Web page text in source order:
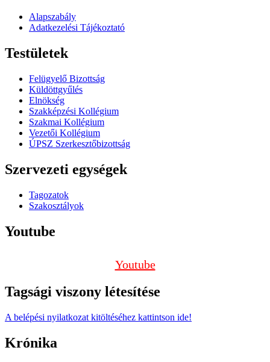
Alapszabály
Adatkezelési Tájékoztató
Testületek
Felügyelő Bizottság
Küldöttgyűlés
Elnökség
Szakképzési Kollégium
Szakmai Kollégium
Vezetői Kollégium
ÚPSZ Szerkesztőbizottság
Szervezeti egységek
Tagozatok
Szakosztályok
Youtube
Youtube
Tagsági viszony létesítése
A belépési nyilatkozat kitöltéséhez kattintson ide!
Krónika